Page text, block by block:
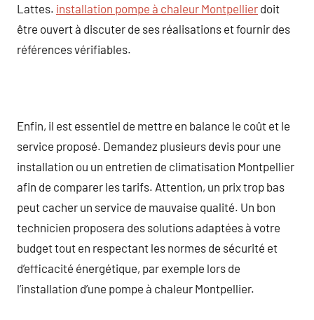
Lattes. installation pompe à chaleur Montpellier doit
être ouvert à discuter de ses réalisations et fournir des
références vérifiables.
Enfin, il est essentiel de mettre en balance le coût et le
service proposé. Demandez plusieurs devis pour une
installation ou un entretien de climatisation Montpellier
afin de comparer les tarifs. Attention, un prix trop bas
peut cacher un service de mauvaise qualité. Un bon
technicien proposera des solutions adaptées à votre
budget tout en respectant les normes de sécurité et
d’efficacité énergétique, par exemple lors de
l’installation d’une pompe à chaleur Montpellier.